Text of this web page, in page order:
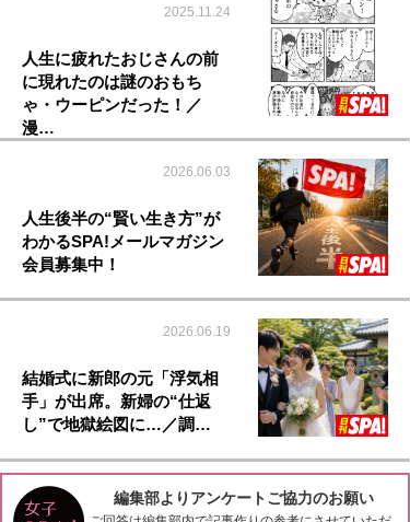
2025.11.24
人生に疲れたおじさんの前
に現れたのは謎のおもち
ゃ・ウーピンだった！／
漫…
2026.06.03
人生後半の“賢い生き方”が
わかるSPA!メールマガジン
会員募集中！
2026.06.19
結婚式に新郎の元「浮気相
手」が出席。新婦の“仕返
し”で地獄絵図に…／調…